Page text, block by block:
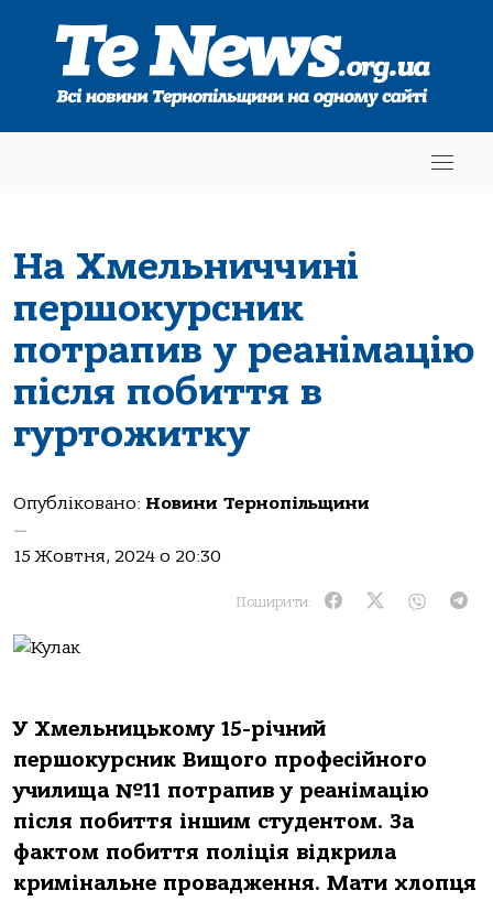
На Хмельниччині
першокурсник
потрапив у реанімацію
після побиття в
гуртожитку
Опубліковано: Новини Тернопільщини
—
15 Жовтня, 2024 о 20:30
Поширити:
У Хмельницькому 15-річний
першокурсник Вищого професійного
училища №11 потрапив у реанімацію
після побиття іншим студентом. За
фактом побиття поліція відкрила
кримінальне провадження. Мати хлопця